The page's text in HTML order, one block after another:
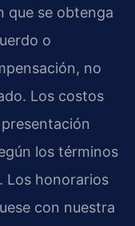
que se obtenga
o
no
Los costos
los términos
Los honorarios
con nuestra